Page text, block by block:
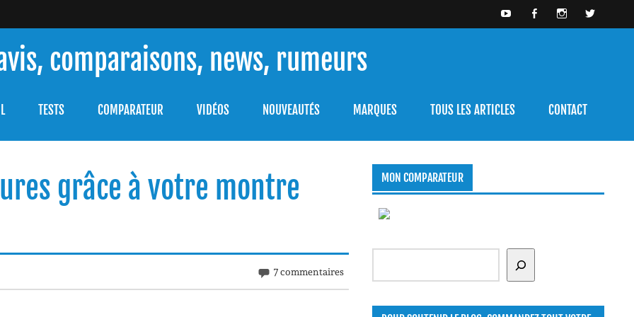
comparaisons, news, rumeurs
TESTS COMPARATEUR VIDÉOS NOUVEAUTÉS MARQUES TOUS LES ARTICLES CONTACT
grâce à votre montre
7 commentaires
MON COMPARATEUR
Rechercher